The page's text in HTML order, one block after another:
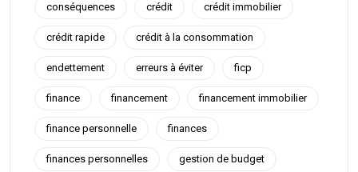
conséquences crédit crédit immobilier
crédit rapide crédit à la consommation
endettement erreurs à éviter ficp
finance financement financement immobilier
finance personnelle finances
finances personnelles gestion de budget